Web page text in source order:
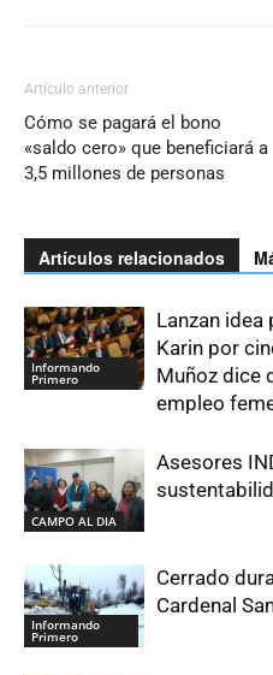
Artículo anterior
Cómo se pagará el bono
«saldo cero» que beneficiará a
3,5 millones de personas
Artículos relacionados
Informando
Primero
Lanzan idea
Karin por
Muñoz dice
empleo
CAMPO AL DIA
Asesores
Informando
Primero
Cerrado
Cardenal